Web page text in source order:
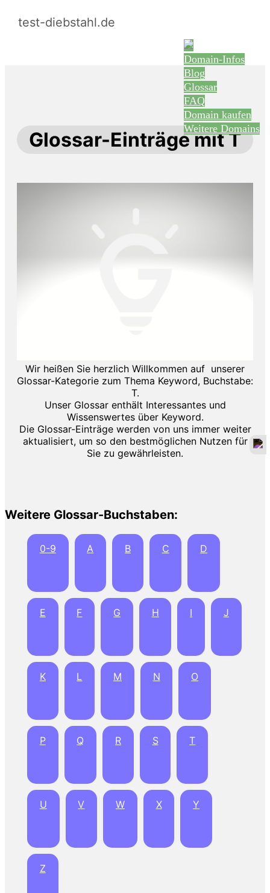
test-diebstahl.de
Domain-Infos
Blog
Glossar
FAQ
Domain kaufen
Weitere Domains
Glossar-Einträge mit T
Wir heißen Sie herzlich Willkommen auf unserer
Glossar-Kategorie zum Thema Keyword, Buchstabe:
T.
Unser Glossar enthält Interessantes und
Wissenswertes über Keyword.
Die Glossar-Einträge werden von uns immer weiter
aktualisiert, um so den bestmöglichen Nutzen für
Sie zu gewährleisten.
Weitere Glossar-Buchstaben:
0-9 A B C D
E F G H I J
K L M N O
P Q R S T
U V W X Y
Z